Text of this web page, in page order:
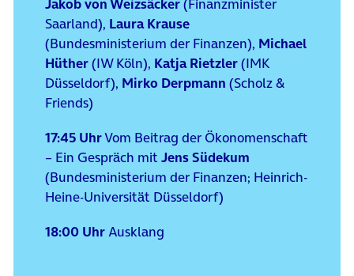
Jakob von Weizsäcker(Finanzminister
Saarland), Laura Krause
(Bundesministerium der Finanzen), Michael
Hüther(IW Köln), Katja Rietzler(IMK
Düsseldorf), Mirko Derpmann (Scholz &
Friends)
17:45 UhrVom Beitrag der Ökonomenschaft
– Ein Gespräch mit Jens Südekum
(Bundesministerium der Finanzen; Heinrich-
Heine-Universität Düsseldorf)
18:00 UhrAusklang